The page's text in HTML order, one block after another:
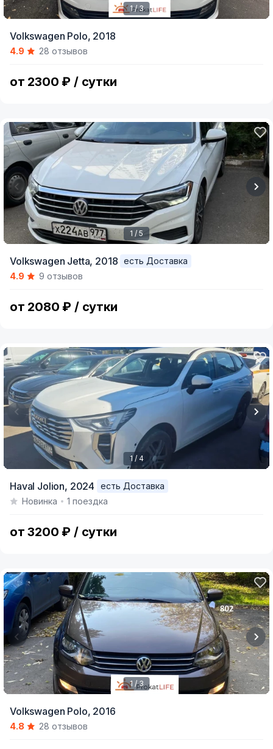
of
1 / 3
Volkswagen Polo, 2018
4.9 28 отзывов
от 2300 ₽ / сутки
of
1 / 5
Volkswagen Jetta, 2018
есть Доставка
4.9
9 отзывов
от 2080 ₽ / сутки
of
1 / 4
Haval Jolion, 2024
есть Доставка
Новинка
1 поездка
от 3200 ₽ / сутки
of
1 / 3
Volkswagen Polo, 2016
4.8 28 отзывов